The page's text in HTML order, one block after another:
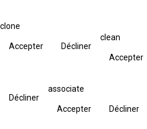
clone
Accepter Décliner
clean
Accepter
Décliner
associate
Accepter Décliner